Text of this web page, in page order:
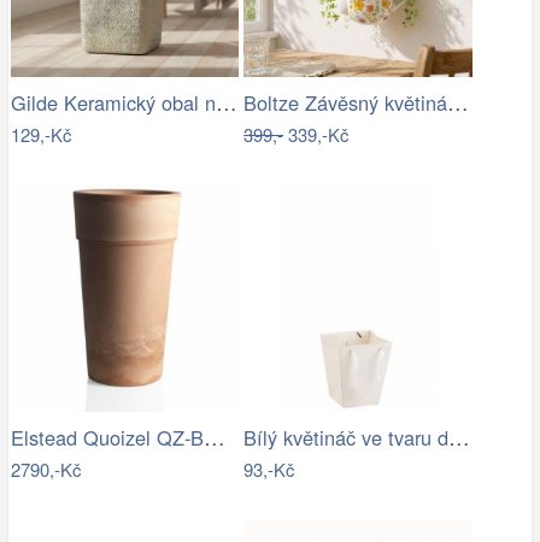
Gilde Keramický obal na květináč Košík
129,-Kč
Boltze Závěsný květináč Konvička Antonia
399,-339,-Kč
Elstead Quoizel QZ-BUCKLEY-M-MBK - Venk…
2790,-Kč
Bílý květináč ve tvaru dárkové tašky -…
93,-Kč